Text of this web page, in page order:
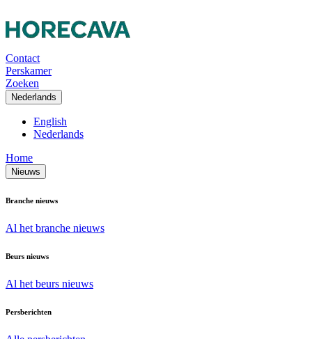
Contact
Perskamer
Zoeken
Nederlands
English
Nederlands
Home
Nieuws
Branche nieuws
Al het branche nieuws
Beurs nieuws
Al het beurs nieuws
Persberichten